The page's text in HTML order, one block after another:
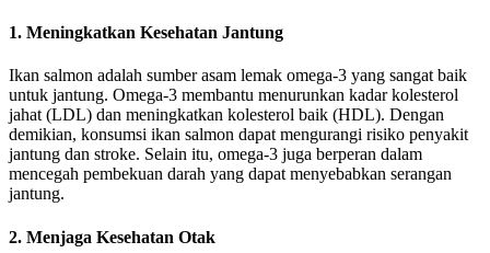
1. Meningkatkan Kesehatan Jantung
Ikan salmon adalah sumber asam lemak omega-3 yang sangat baik
untuk jantung. Omega-3 membantu menurunkan kadar kolesterol
jahat (LDL) dan meningkatkan kolesterol baik (HDL). Dengan
demikian, konsumsi ikan salmon dapat mengurangi risiko penyakit
jantung dan stroke. Selain itu, omega-3 juga berperan dalam
mencegah pembekuan darah yang dapat menyebabkan serangan
jantung.
2. Menjaga Kesehatan Otak